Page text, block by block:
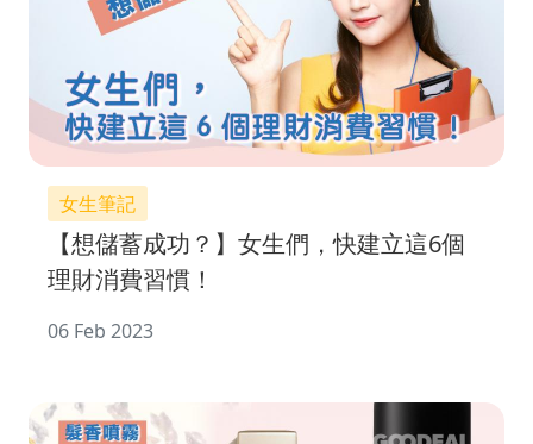
女生筆記
【想儲蓄成功？】女生們，快建立這6個
理財消費習慣！
06 Feb 2023